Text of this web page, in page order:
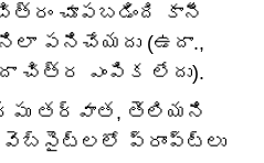
చిత్రం చూపబడింది కానీ
పనిచేయదు (ఉదా.,
చిత్ర ఎంపిక లేదు).
తర్వాత, తెలియని
వెబ్‌సైట్‌లలో ప్రాంప్ట్‌లు